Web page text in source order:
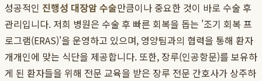
성공적인 진행성 대장암 수술만큼이나 중요한 것이 바로 수술 후
관리입니다. 저희 병원은 수술 후 빠른 회복을 돕는 '조기 회복 프
로그램(ERAS)'을 운영하고 있으며, 영양팀과의 협력을 통해 환자
개개인에 맞는 식단을 제공합니다. 또한, 장루(인공항문)를 보유하
게 된 환자들을 위해 전문 교육을 받은 장루 전문 간호사가 상주하